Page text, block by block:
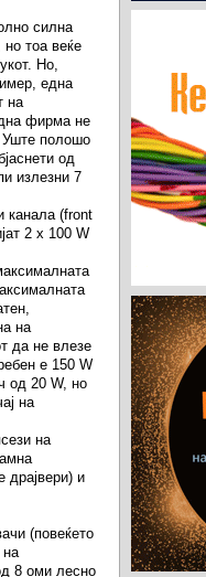
силна
но тоа веќе
Но,
една
на
фирма не
Уште полошо
од
излезни 7
канала (front
2 x 100 W
на
да не влезе
е 150 W
од 20 W, но
на
на
драјвери) и
(повеќето
на
8 оми лесно